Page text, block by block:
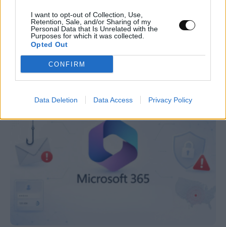
I want to opt-out of Collection, Use,
Retention, Sale, and/or Sharing of my
Personal Data that Is Unrelated with the
Purposes for which it was collected.
Opted Out
CONFIRM
Data Deletion Data Access Privacy Policy
Νέα τεχνική διπλασιάζει το φάσμα
λειτουργίας των «λευκών λέιζερ»
ΕΠΙΣΤΉΜΗ 11:00, 08/08/2026